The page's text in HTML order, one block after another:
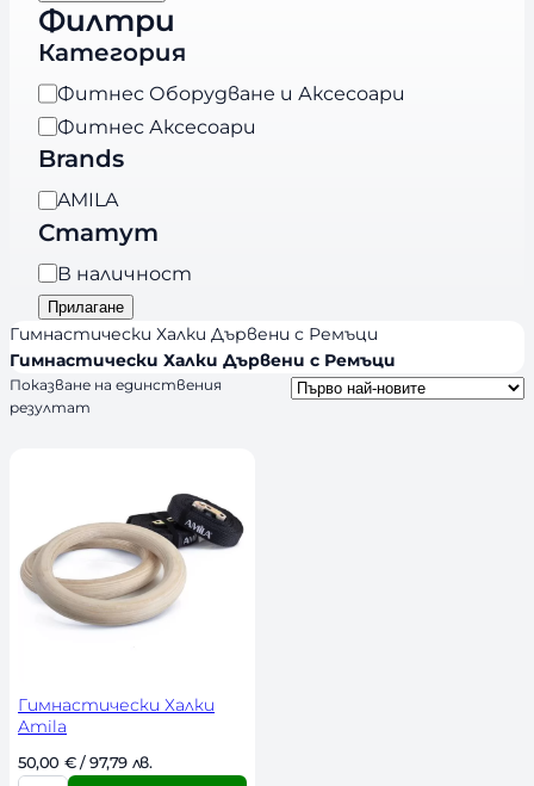
Филтри
Категория
К
а
т
г
о
р
и
я
Фитнес Оборудване и Аксесоари
Фитнес Аксесоари
Brands
B
r
a
n
d
s
AMILA
Статут
Н
а
л
и
ч
н
В наличност
Прилагане
Гимнастически Халки Дървени с Ремъци
Гимнастически Халки Дървени с Ремъци
Показване на единствения
резултат
Гимнастически Халки
Amila
50,00 € / 97,79 лв.